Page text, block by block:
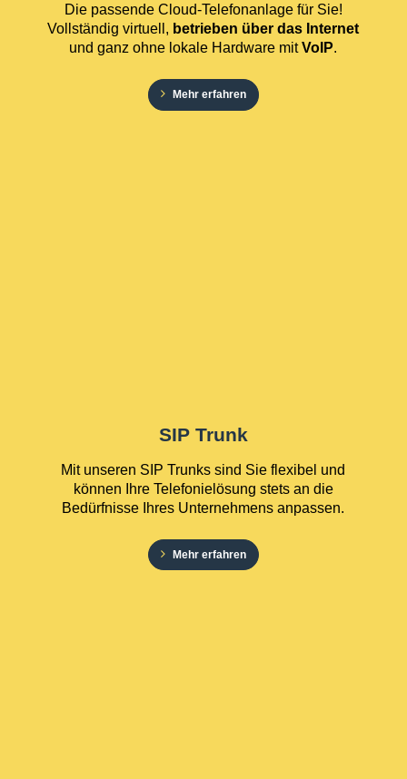
Die passende Cloud-Telefonanlage für Sie!
Vollständig virtuell, betrieben über das Internet
und ganz ohne lokale Hardware mitVoIP.
Mehr erfahren
SIP Trunk
Mit unseren SIP Trunks sind Sie flexibel und
können Ihre Telefonielösung stets an die
Bedürfnisse Ihres Unternehmens anpassen.
Mehr erfahren